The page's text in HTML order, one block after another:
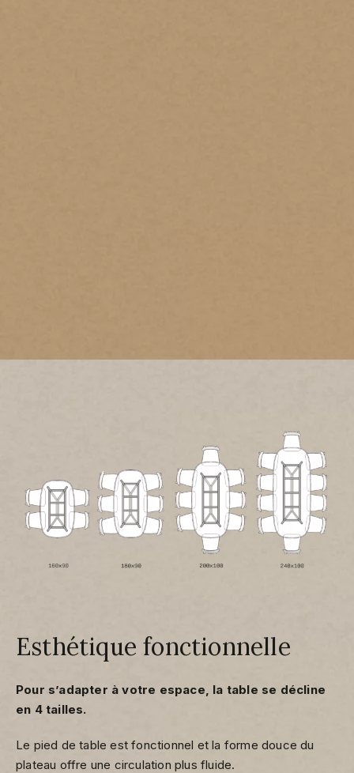
Esthétique fonctionnelle
Pour s’adapter à votre espace, la table se décline
en 4 tailles.
Le pied de table est fonctionnel et la forme douce du
plateau offre une circulation plus fluide.